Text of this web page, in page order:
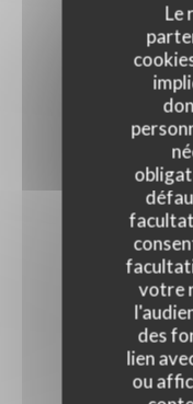
Le
votre
des
lien
ou